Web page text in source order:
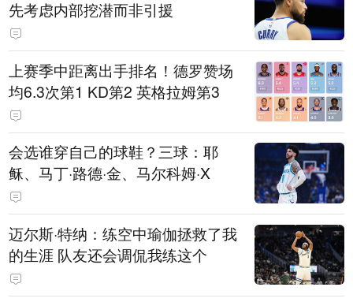
先考虑内部挖潜而非引援
上赛季中距离出手排名！德罗赞场
均6.3次第1 KD第2 英格拉姆第3
会选谁穿自己的球鞋？三球：耶
稣、马丁·路德·金、马尔科姆·X
迈尔斯·特纳：练空中瑜伽拯救了我
的生涯 队友还会调侃我练这个